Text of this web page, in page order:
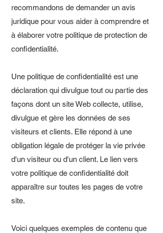
recommandons de demander un avis
juridique pour vous aider à comprendre et
à élaborer votre politique de protection de
confidentialité.
Une politique de confidentialité est une
déclaration qui divulgue tout ou partie des
façons dont un site Web collecte, utilise,
divulgue et gère les données de ses
visiteurs et clients. Elle répond à une
obligation légale de protéger la vie privée
d'un visiteur ou d'un client. Le lien vers
votre politique de confidentialité doit
apparaître sur toutes les pages de votre
site.
Voici quelques exemples de contenu que